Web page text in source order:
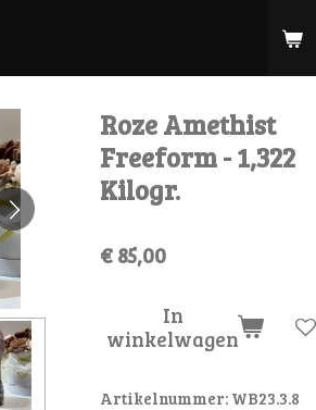
Roze Amethist
Freeform - 1,322
Kilogr.
€ 85,00
In
winkelwagen
Artikelnummer: WB23.3.8